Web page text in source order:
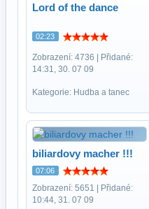
Lord of the dance
02:23
Zobrazení: 4736 | Přidané:
14:31, 30. 07 09
Kategorie: Hudba a tanec
biliardovy macher !!!
07:06
Zobrazení: 5651 | Přidané:
10:44, 31. 07 09